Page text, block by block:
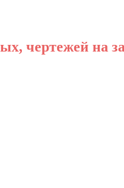
чертежей на